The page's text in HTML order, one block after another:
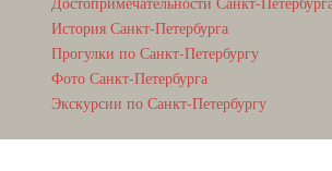
История Санкт-Петербурга
Прогулки по Санкт-Петербургу
Фото Санкт-Петербурга
Экскурсии по Санкт-Петербургу